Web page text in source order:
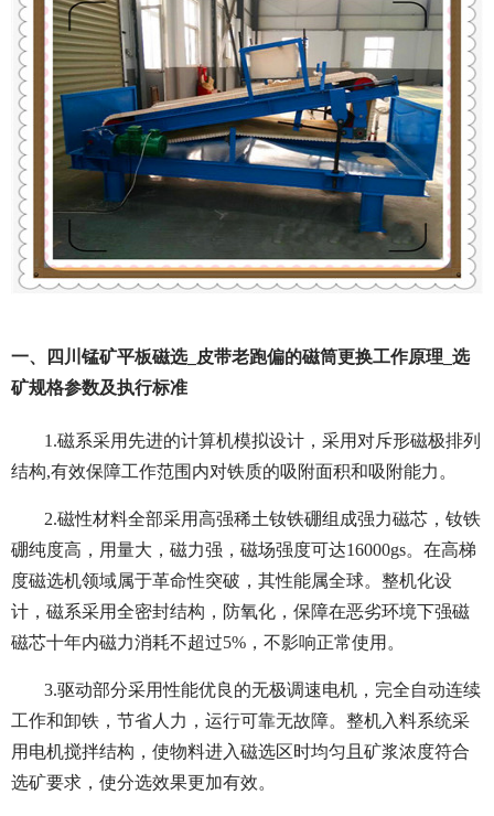
一、四川锰矿平板磁选_皮带老跑偏的磁筒更换工作原理_选
矿规格参数及执行标准
1.磁系采用先进的计算机模拟设计，采用对斥形磁极排列
结构,有效保障工作范围内对铁质的吸附面积和吸附能力。
2.磁性材料全部采用高强稀土钕铁硼组成强力磁芯，钕铁
硼纯度高，用量大，磁力强，磁场强度可达16000gs。在高梯
度磁选机领域属于革命性突破，其性能属全球。整机化设
计，磁系采用全密封结构，防氧化，保障在恶劣环境下强磁
磁芯十年内磁力消耗不超过5%，不影响正常使用。
3.驱动部分采用性能优良的无极调速电机，完全自动连续
工作和卸铁，节省人力，运行可靠无故障。整机入料系统采
用电机搅拌结构，使物料进入磁选区时均匀且矿浆浓度符合
选矿要求，使分选效果更加有效。